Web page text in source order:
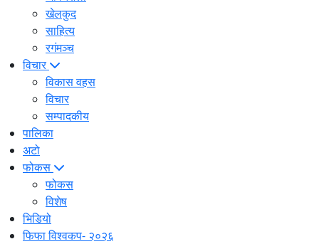
खेलकुद
साहित्य
रगंमञ्च
विचार
विकास वहस
विचार
सम्पादकीय
पालिका
अटो
फोकस
फोकस
विशेष
भिडियो
फिफा विश्वकप- २०२६